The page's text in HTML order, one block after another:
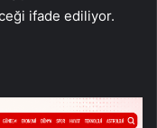
ifade ediliyor.